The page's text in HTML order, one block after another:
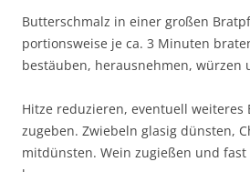
Butterschmalz in einer großen
portionsweise je ca. 3 Minuten
bestäuben, herausnehmen, würzen
Hitze reduzieren, eventuell weiteres
zugeben. Zwiebeln glasig dünsten,
mitdünsten. Wein zugießen und